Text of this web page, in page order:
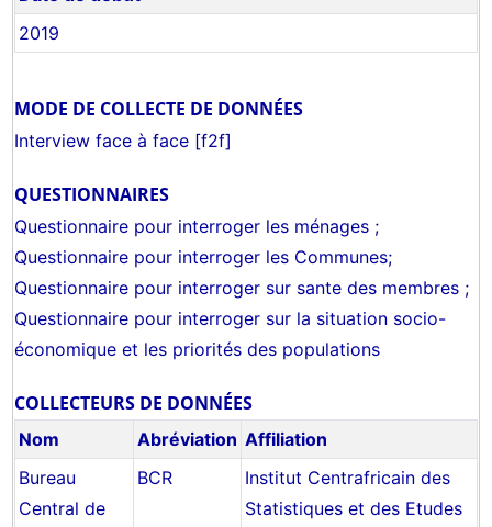
2019
MODE DE COLLECTE DE DONNÉES
Interview face à face [f2f]
QUESTIONNAIRES
Questionnaire pour interroger les ménages ;
Questionnaire pour interroger les Communes;
Questionnaire pour interroger sur sante des membres ;
Questionnaire pour interroger sur la situation socio-
économique et les priorités des populations
COLLECTEURS DE DONNÉES
Nom Abréviation Affiliation
Bureau
Central de
BCR
Institut Centrafricain des
Statistiques et des Etudes